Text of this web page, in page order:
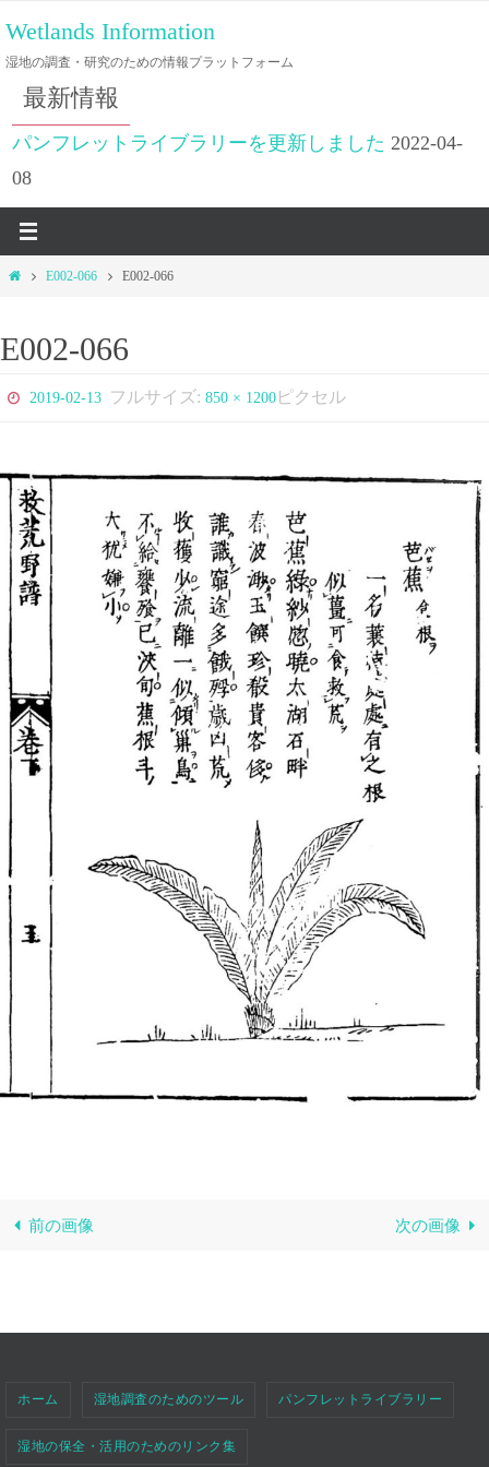
ン
テ
ツ
ス
プ
Wetlands Information
湿地の調査・研究のための情報プラットフォーム
最新情報
パンフレットライブラリーを更新しました 2022-04-
08
ホ
E002-066 E002-066
E002-066
2019-02-13 フルサイズ:850 × 1200 ピクセル
前の画像 次の画像
ホーム 湿地調査のためのツール パンフレットライブラリー
湿地の保全・活用のためのリンク集